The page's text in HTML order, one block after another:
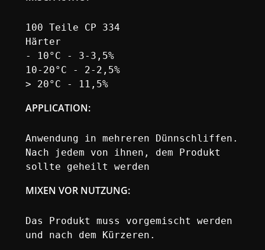
100 Teile CP 334
Härter
- 10°C - 3-3,5%
10-20°C - 2-2,5%
> 20°C - 11,5%
APPLICATION:
Anwendung in mehreren Dünnschliffen.
Nach jedem von ihnen, dem Produkt
sollte geheilt werden
MIXEN VOR NUTZUNG:
Das Produkt muss vorgemischt werden
und nach dem Kürzeren.